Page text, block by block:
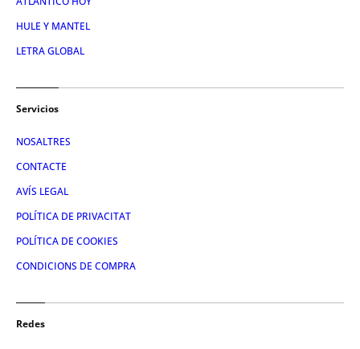
HULE Y MANTEL
LETRA GLOBAL
Servicios
NOSALTRES
CONTACTE
AVÍS LEGAL
POLÍTICA DE PRIVACITAT
POLÍTICA DE COOKIES
CONDICIONS DE COMPRA
Redes